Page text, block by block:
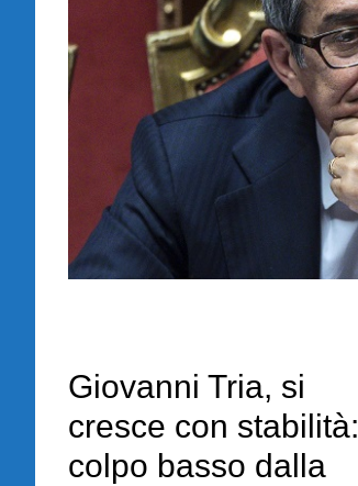
Giovanni Tria, si
cresce con stabilità:
colpo basso dalla